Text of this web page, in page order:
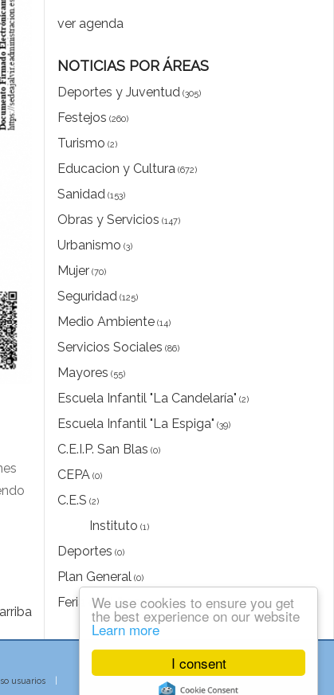
I consent
We use cookies to ensure you get
the best experience on our website
Learn more
ver agenda
NOTICIAS POR ÁREAS
Deportes y Juventud(305)
Festejos (260)
Turismo (2)
Educacion y Cultura(672)
Sanidad(153)
Obras y Servicios (147)
Urbanismo (3)
Mujer(70)
Seguridad(125)
Medio Ambiente(14)
Servicios Sociales (86)
Mayores (55)
Escuela Infantil "La Candelaría" (2)
Escuela Infantil "La Espiga" (39)
C.E.I.P. San Blas (0)
CEPA(0)
C.E.S (2)
Instituto (1)
Deportes (0)
Plan General(0)
Feria del Libro (0)
usuarios|